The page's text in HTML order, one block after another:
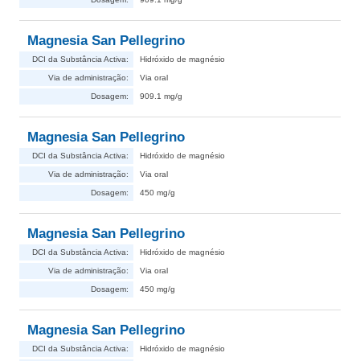
Magnesia San Pellegrino
DCI da Substância Activa: Hidróxido de magnésio
Via de administração: Via oral
Dosagem: 909.1 mg/g
Magnesia San Pellegrino
DCI da Substância Activa: Hidróxido de magnésio
Via de administração: Via oral
Dosagem: 450 mg/g
Magnesia San Pellegrino
DCI da Substância Activa: Hidróxido de magnésio
Via de administração: Via oral
Dosagem: 450 mg/g
Magnesia San Pellegrino
DCI da Substância Activa: Hidróxido de magnésio